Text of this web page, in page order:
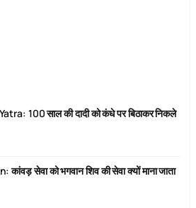
100 साल की दादी को कंधे पर बिठाकर निकले
सेवा को भगवान शिव की सेवा क्यों माना जाता